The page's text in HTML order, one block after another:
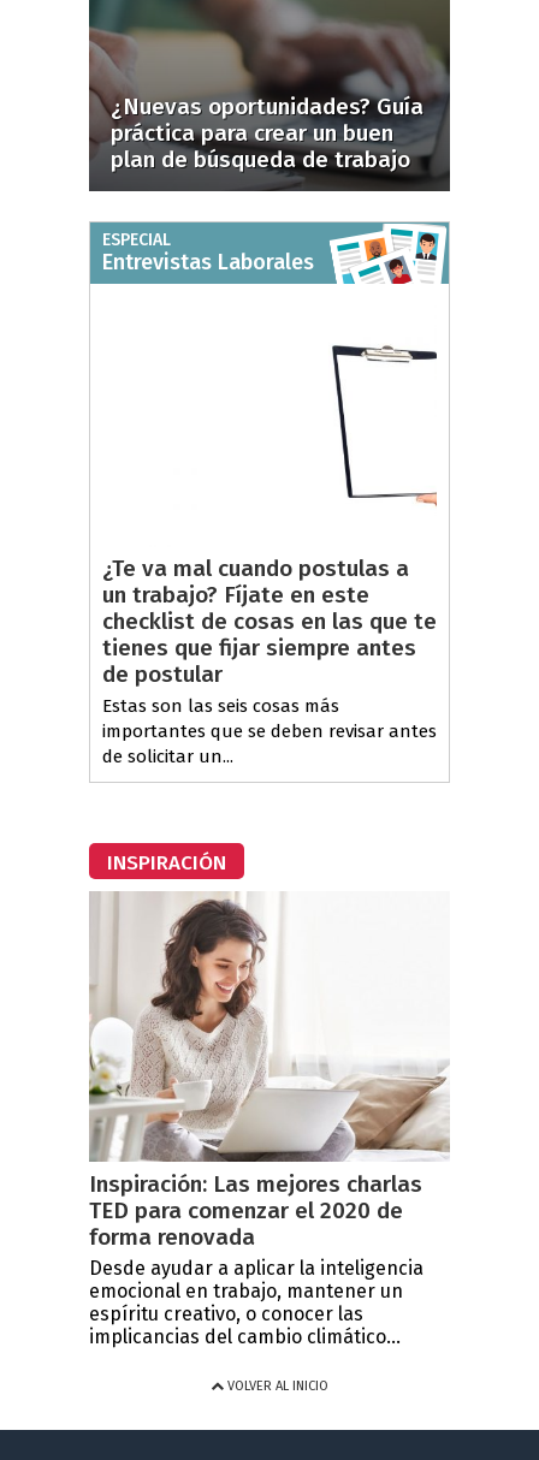
¿Nuevas oportunidades? Guía
práctica para crear un buen
plan de búsqueda de trabajo
ESPECIAL
Entrevistas Laborales
¿Te va mal cuando postulas a
un trabajo? Fíjate en este
checklist de cosas en las que te
tienes que fijar siempre antes
de postular
Estas son las seis cosas más
importantes que se deben revisar antes
de solicitar un...
INSPIRACIÓN
Inspiración: Las mejores charlas
TED para comenzar el 2020 de
forma renovada
Desde ayudar a aplicar la inteligencia
emocional en trabajo, mantener un
espíritu creativo, o conocer las
implicancias del cambio climático...
VOLVER AL INICIO